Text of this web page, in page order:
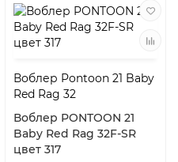
Воблер Pontoon 21 Baby
Red Rag 32
Воблер PONTOON 21
Baby Red Rag 32F-SR
цвет 317